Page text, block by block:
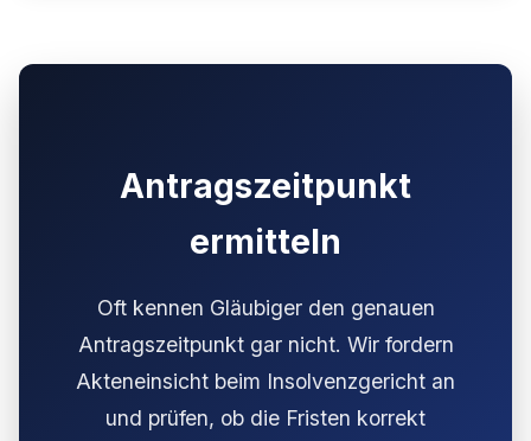
Antragszeitpunkt
ermitteln
Oft kennen Gläubiger den genauen
Antragszeitpunkt gar nicht. Wir fordern
Akteneinsicht beim Insolvenzgericht an
und prüfen, ob die Fristen korrekt